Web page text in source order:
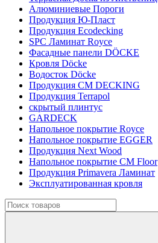
Алюминиевые Пороги
Продукция Ю-Пласт
Продукция Ecodecking
SPC Ламинат Royce
Фасадные панели DÖCKE
Кровля Döcke
Водосток Döcke
Продукция CM DECKING
Продукция Terrapol
скрытый плинтус
GARDECK
Напольное покрытие Royce
Напольное покрытие EGGER
Продукция Next Wood
Напольное покрытие CM Floor
Продукция Primavera Ламинат
Эксплуатированная кровля